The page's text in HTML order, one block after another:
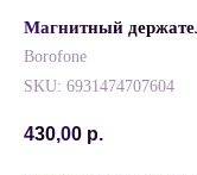
Магнитный
Borofone
SKU: 6931474707604
430,00 р.